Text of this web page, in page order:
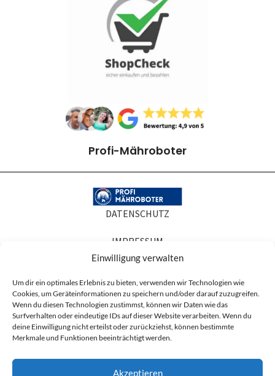
Einwilligung verwalten
Um dir ein optimales Erlebnis zu bieten, verwenden wir Technologien wie
Cookies, um Geräteinformationen zu speichern und/oder darauf zuzugreifen.
Wenn du diesen Technologien zustimmst, können wir Daten wie das
Surfverhalten oder eindeutige IDs auf dieser Website verarbeiten. Wenn du
deine Einwilligung nicht erteilst oder zurückziehst, können bestimmte
Merkmale und Funktionen beeinträchtigt werden.
Akzeptieren
Profi-Mähroboter
DATENSCHUTZ
IMPRESSUM
AGB
Produktabbildungen dienen der Illustration. Sie können Zubehör oder
Ausstattung zeigen, die nicht zum Lieferumfang gehören, und in Details vom
Artikelbeschreibung.